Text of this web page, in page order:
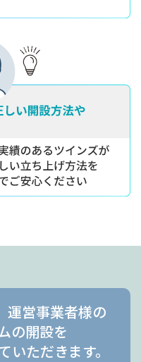
運営事業者様の
の開設を
いただきます。